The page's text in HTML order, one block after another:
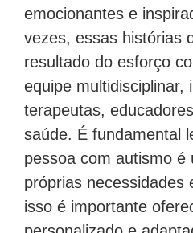
emocionantes e
vezes, essas histórias
resultado do esforço
equipe multidisciplinar,
terapeutas,
saúde. É fundamental
pessoa com autismo é
próprias necessidades
isso é importante